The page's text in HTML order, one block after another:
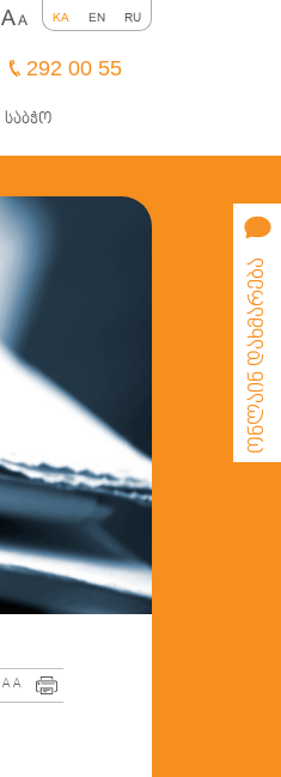
AA KA EN RU
292 00 55
საბჭო
ონლაინ დახმარება
AA